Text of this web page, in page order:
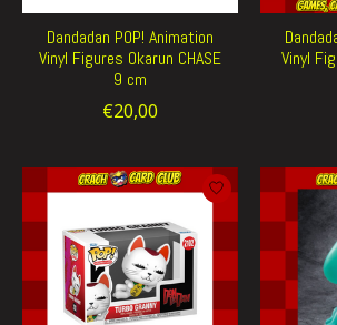
Dandadan POP! Animation
Vinyl Figures Okarun CHASE
9 cm
€20,00
Vinyl